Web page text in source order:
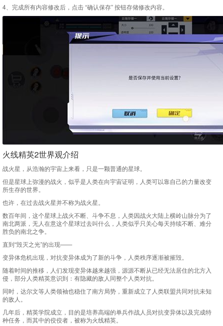
4、完成所有内容修改后，点击 “确认保存” 按钮存储修改内容。
火线精英2世界观介绍
战火星，从浩瀚的宇宙上来看，只是一颗普通的星球。
但是星球上弥漫的战火，似乎是人类在向宇宙证明，人类可以靠自己的力量改变
所生存的世界。
也许，在过去战火星并不称为战火星。
数百年间，这个星球上战火不断、斗争不息，人类因战火大陆上横岭山脉分为了
南北两派，无人在意这个星球过去叫什么，人类似乎只关心每天持续不断、难分
胜负的南北之争。
直到“毁灭之光”的出现——
变异体危机出现，对抗变异体成为了新的斗争，人类秩序逐渐被摧毁。
随着时间的推移，人们发现变异体越来越强，源源不断从已经无法居住的北方入
侵，部分人类精英意识到：有隐藏的敌人同整个人类对抗。
同时，达尔文等人类领袖也稳住了南方局势，重新成立了人类联盟共同对抗未知
的敌人。
几年后，精英学院成立，目的是培养高端的单兵作战人员对抗变异体以及完成特
种任务，而其中的佼佼者，被称为火线精英。